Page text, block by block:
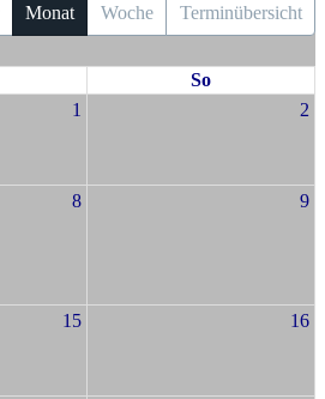
Monat Woche Terminübersicht
So
1 2
8 9
15 16